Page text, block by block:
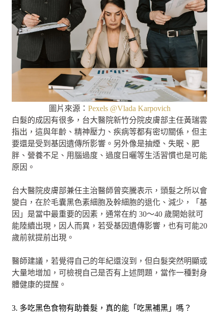
圖片來源： Pexels @Vlada Karpovich
白髮的成因有很多，台大醫院新竹分院皮膚部主任黃瑞雲
指出，這與年齡、精神壓力、疾病等都有密切關係，但主
要還是受到基因遺傳所影響。另外像是抽煙、失眠、肥
胖、營養不足、用腦過度、過度日曬等生活習慣也是可能
原因。
台大醫院皮膚部兼任主治醫師曾奕騰表示，頭髮之所以會
變白，在於毛囊黑色素細胞及幹細胞的退化、減少，「基
因」是當中最重要的因素，通常在約 30～40 歲開始就可
能陸續出現，因人而異，若受基因遺傳影響，也有可能20
歲前就提前出現。
醫師建議，若覺得自己的年紀還沒到，但白髮突然明顯或
大量地增加，可檢視自己是否有上述問題，當作一種對身
體健康的提醒。
3. 多吃黑色食物有助養髮，真的能「吃黑補黑」嗎？